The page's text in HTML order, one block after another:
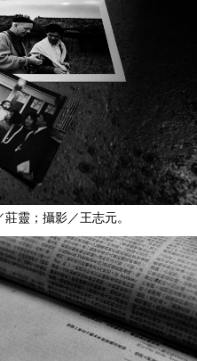
靈；攝影／王志元。